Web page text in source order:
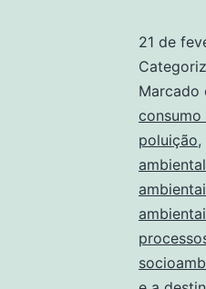
21 de
Marcado
poluição,